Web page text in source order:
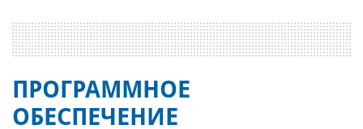
ПРОГРАММНОЕ
ОБЕСПЕЧЕНИЕ